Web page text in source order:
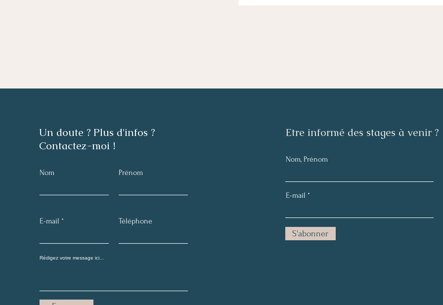
Un doute ? Plus d'infos ?
Contactez-moi !
Nom Prénom
E-mail Téléphone
​Etre informé des stages à venir ?
Nom, Prénom
E-mail
S'abonner